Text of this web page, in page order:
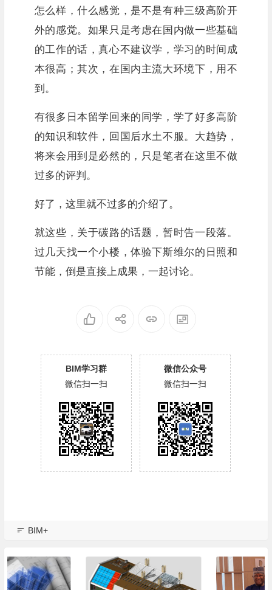
怎么样，什么感觉，是不是有种三级高阶开
外的感觉。如果只是考虑在国内做一些基础
的工作的话，真心不建议学，学习的时间成
本很高；其次，在国内主流大环境下，用不
到。
有很多日本留学回来的同学，学了好多高阶
的知识和软件，回国后水土不服。大趋势，
将来会用到是必然的，只是笔者在这里不做
过多的评判。
好了，这里就不过多的介绍了。
就这些，关于碳路的话题，暂时告一段落。
过几天找一个小楼，体验下斯维尔的日照和
节能，倒是直接上成果，一起讨论。
BIM学习群
微信扫一扫
微信公众号
微信扫一扫
BIM+